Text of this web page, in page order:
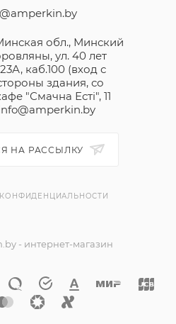
обл., Минский
ул. 40 лет
каб.100 (вход с
здания, со
"Смачна Естi", 11
НА РАССЫЛКУ
- интернет-магазин